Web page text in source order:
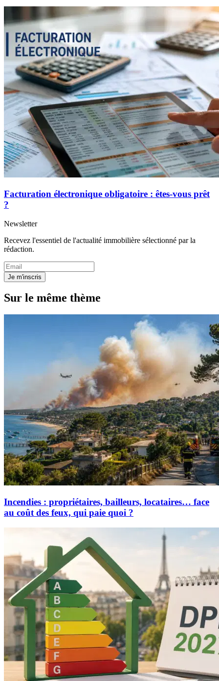
Facturation électronique obligatoire : êtes-vous prêt
?
Newsletter
Recevez l'essentiel de l'actualité immobilière sélectionné par la
rédaction.
Je m'inscris
Sur le même thème
Incendies : propriétaires, bailleurs, locataires… face
au coût des feux, qui paie quoi ?